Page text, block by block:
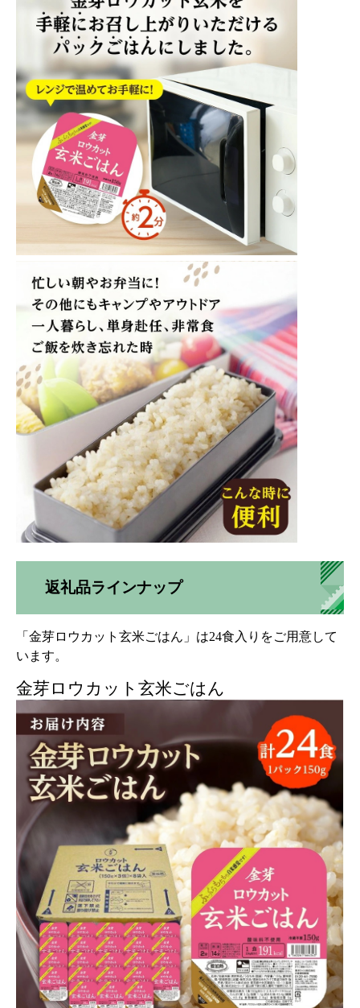
返礼品ラインナップ
「金芽ロウカット玄米ごはん」は24食入りをご用意して
います。
金芽ロウカット玄米ごはん